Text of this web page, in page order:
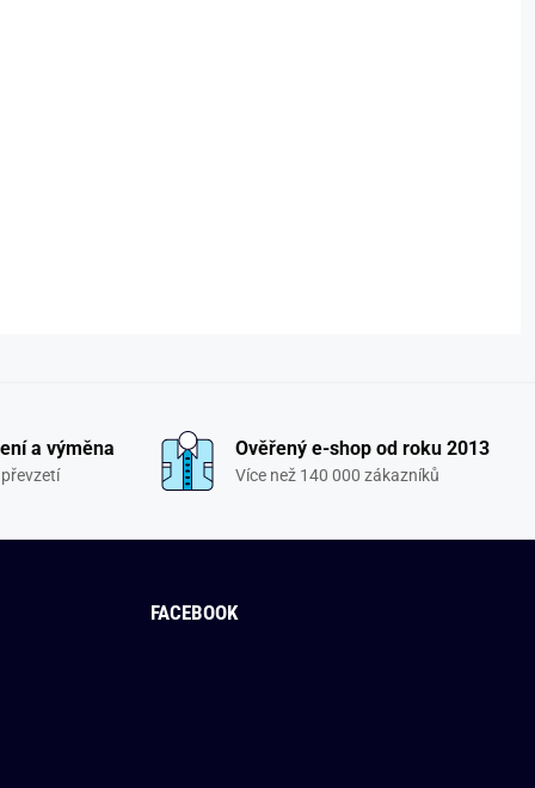
a výměna Ověřený e-shop od roku 2013
Více než 140 000 zákazníků
FACEBOOK